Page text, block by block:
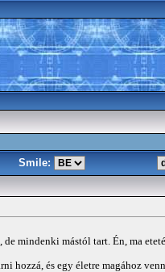
Smile:
mindenki mástól tart. Én, ma
hozzá, és egy életre magához